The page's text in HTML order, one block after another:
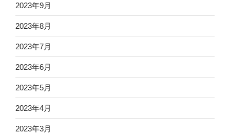
2023年9月
2023年8月
2023年7月
2023年6月
2023年5月
2023年4月
2023年3月